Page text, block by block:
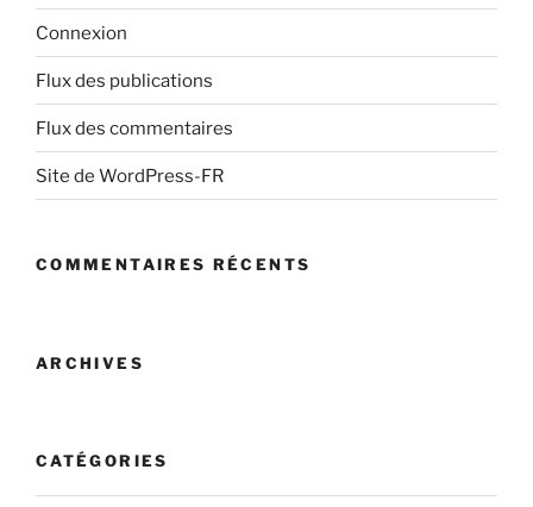
Connexion
Flux des publications
Flux des commentaires
Site de WordPress-FR
COMMENTAIRES RÉCENTS
ARCHIVES
CATÉGORIES